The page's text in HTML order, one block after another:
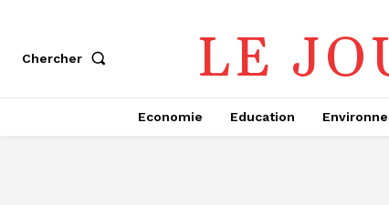
Chercher LE
Economie Education